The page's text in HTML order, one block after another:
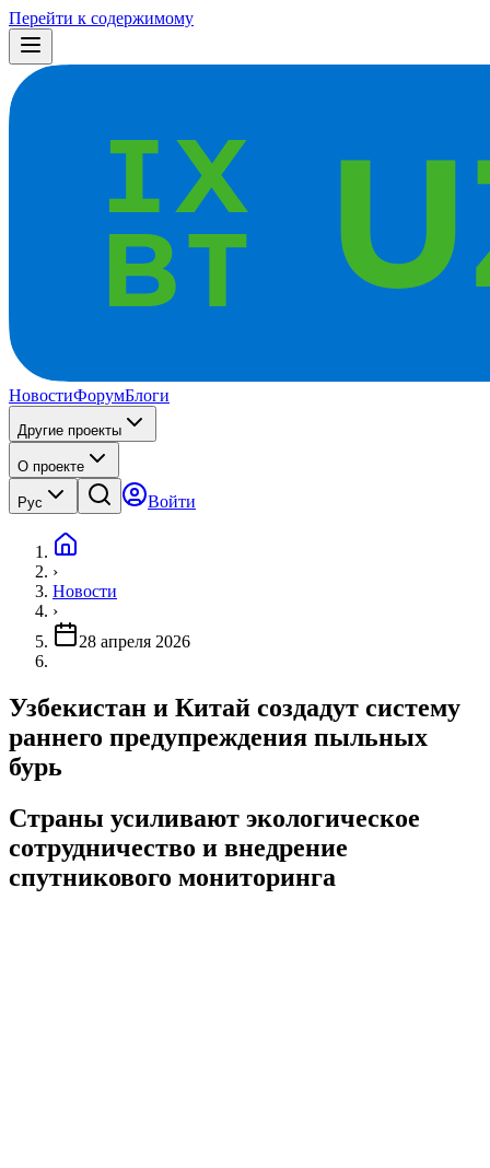
Перейти к содержимому
НовостиФорумБлоги
Другие проекты
О проекте
Рус Войти
›
Новости
›
28 апреля 2026
Узбекистан и Китай создадут систему
раннего предупреждения пыльных
бурь
Страны усиливают экологическое
сотрудничество и внедрение
спутникового мониторинга